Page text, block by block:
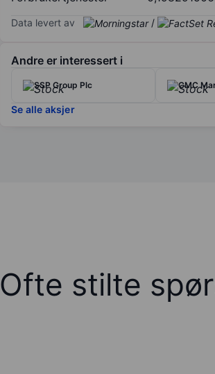
Data levert av /
Andre er interessert i
SSP Group Plc CMC
Se alle aksjer
Ofte stilte